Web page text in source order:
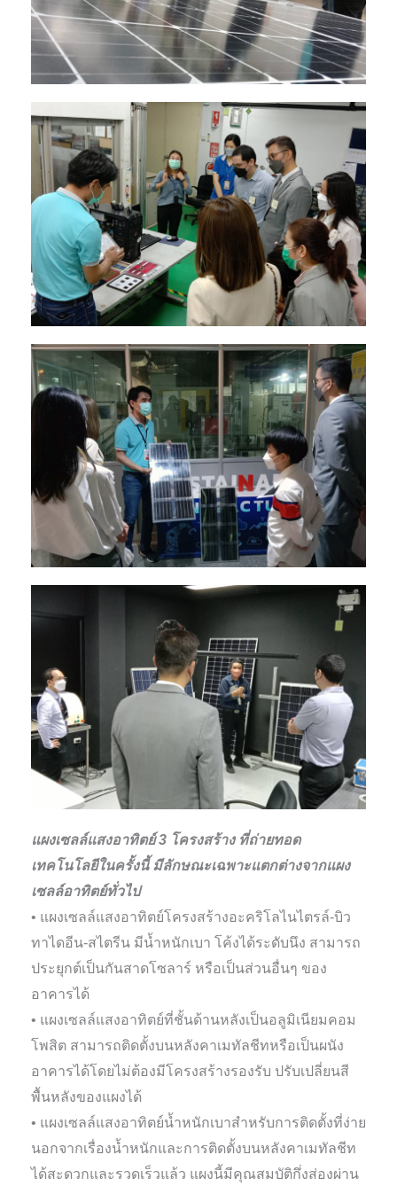
แผงเซลล์แสงอาทิตย์ 3 โครงสร้าง ที่ถ่ายทอด
เทคโนโลยีในครั้งนี้ มีลักษณะเฉพาะแตกต่างจากแผง
เซลล์อาทิตย์ทั่วไป
• แผงเซลล์แสงอาทิตย์โครงสร้างอะคริโลไนไตรล์-บิว
ทาไดอีน-สไตรีน มีน้ำหนักเบา โค้งได้ระดับนึง สามารถ
ประยุกต์เป็นกันสาดโซลาร์ หรือเป็นส่วนอื่นๆ ของ
อาคารได้
• แผงเซลล์แสงอาทิตย์ที่ชั้นด้านหลังเป็นอลูมิเนียมคอม
โพสิต สามารถติดตั้งบนหลังคาเมทัลชีทหรือเป็นผนัง
อาคารได้โดยไม่ต้องมีโครงสร้างรองรับ ปรับเปลี่ยนสี
พื้นหลังของแผงได้
• แผงเซลล์แสงอาทิตย์น้ำหนักเบาสำหรับการติดตั้งที่ง่าย
นอกจากเรื่องน้ำหนักและการติดตั้งบนหลังคาเมทัลชีท
ได้สะดวกและรวดเร็วแล้ว แผงนี้มีคุณสมบัติกึ่งส่องผ่าน